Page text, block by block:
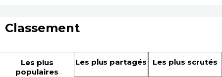
Classement
Les plus
populaires
Les plus partagés Les plus scrutés